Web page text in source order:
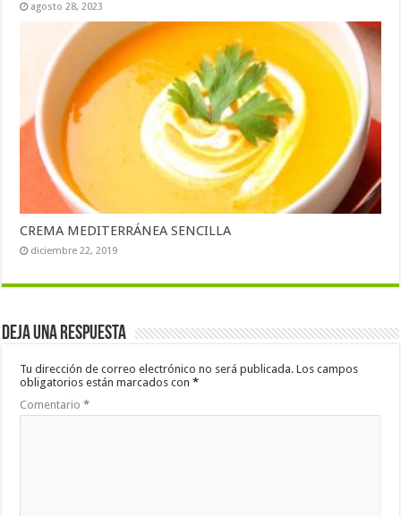
agosto 28, 2023
CREMA MEDITERRÁNEA SENCILLA
diciembre 22, 2019
Deja una respuesta
Tu dirección de correo electrónico no será publicada. Los campos
obligatorios están marcados con*
Comentario*